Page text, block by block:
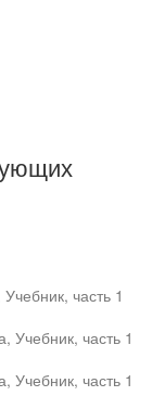
часть 1
Учебник, часть 1
Учебник, часть 1